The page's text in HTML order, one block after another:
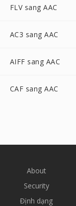
FLV sang AAC
AC3 sang AAC
AIFF sang AAC
CAF sang AAC
About
Security
Định dạng